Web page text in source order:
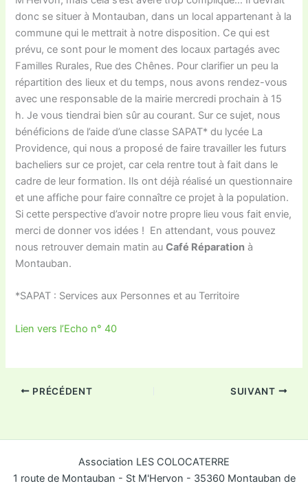
donc se situer à Montauban, dans un local appartenant à la
commune qui le mettrait à notre disposition. Ce qui est
prévu, ce sont pour le moment des locaux partagés avec
Familles Rurales, Rue des Chênes. Pour clarifier un peu la
répartition des lieux et du temps, nous avons rendez-vous
avec une responsable de la mairie mercredi prochain à 15
h. Je vous tiendrai bien sûr au courant. Sur ce sujet, nous
bénéficions de l’aide d’une classe SAPAT* du lycée La
Providence, qui nous a proposé de faire travailler les futurs
bacheliers sur ce projet, car cela rentre tout à fait dans le
cadre de leur formation. Ils ont déjà réalisé un questionnaire
et une affiche pour faire connaître ce projet à la population.
Si cette perspective d’avoir notre propre lieu vous fait envie,
merci de donner vos idées ! En attendant, vous pouvez
nous retrouver demain matin auCafé Réparation à
Montauban.
*SAPAT : Services aux Personnes et au Territoire
Lien vers l’Echo n° 40
PRÉCÉDENT SUIVANT
Association LES COLOCATERRE
1 route de Montauban - St M'Hervon - 35360 Montauban de